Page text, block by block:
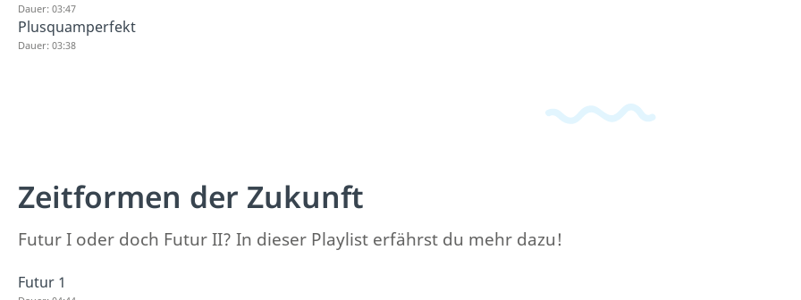
Dauer: 03:47
Plusquamperfekt
Dauer: 03:38
Zeitformen der Zukunft
Futur I oder doch Futur II? In dieser Playlist erfährst du mehr dazu!
Futur 1